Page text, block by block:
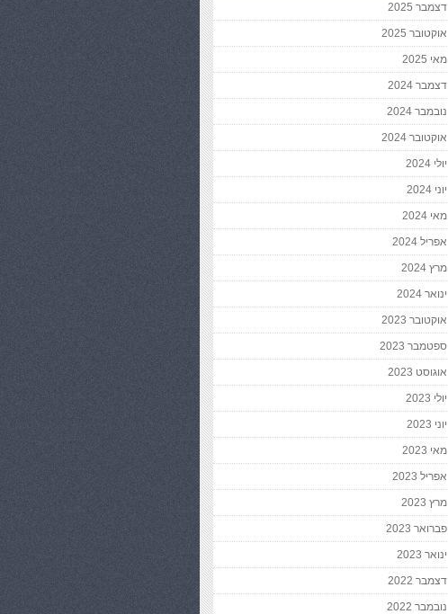
דצמבר 2025
אוקטובר 2025
מאי 2025
דצמבר 2024
נובמבר 2024
אוקטובר 2024
יולי 2024
יוני 2024
מאי 2024
אפריל 2024
מרץ 2024
ינואר 2024
אוקטובר 2023
ספטמבר 2023
אוגוסט 2023
יולי 2023
יוני 2023
מאי 2023
אפריל 2023
מרץ 2023
פברואר 2023
ינואר 2023
דצמבר 2022
נובמבר 2022